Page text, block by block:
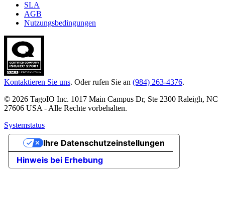
SLA
AGB
Nutzungsbedingungen
Kontaktieren Sie uns. Oder rufen Sie an (984) 263-4376.
© 2026 TagoIO Inc. 1017 Main Campus Dr, Ste 2300 Raleigh, NC
27606 USA - Alle Rechte vorbehalten.
Systemstatus
Hinweis bei Erhebung
Ihre Datenschutzeinstellungen